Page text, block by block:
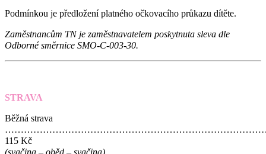
Podmínkou je předložení platného očkovacího průkazu dítěte.
Zaměstnancům TN je zaměstnavatelem poskytnuta sleva dle
Odborné směrnice SMO-C-003-30.
STRAVA
Běžná strava
………………………………………………………………………
115 Kč
(svačina – oběd – svačina)